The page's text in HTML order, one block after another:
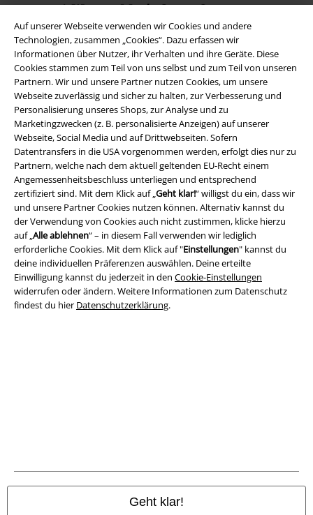
Auf unserer Webseite verwenden wir Cookies und andere
Technologien, zusammen „Cookies“. Dazu erfassen wir
Informationen über Nutzer, ihr Verhalten und ihre Geräte. Diese
Cookies stammen zum Teil von uns selbst und zum Teil von unseren
Partnern. Wir und unsere Partner nutzen Cookies, um unsere
Webseite zuverlässig und sicher zu halten, zur Verbesserung und
Personalisierung unseres Shops, zur Analyse und zu
Marketingzwecken (z. B. personalisierte Anzeigen) auf unserer
Webseite, Social Media und auf Drittwebseiten. Sofern
Datentransfers in die USA vorgenommen werden, erfolgt dies nur zu
Partnern, welche nach dem aktuell geltenden EU-Recht einem
Angemessenheitsbeschluss unterliegen und entsprechend
zertifiziert sind. Mit dem Klick auf „Geht klar!“ willigst du ein, dass wir
und unsere Partner Cookies nutzen können. Alternativ kannst du
der Verwendung von Cookies auch nicht zustimmen, klicke hierzu
auf „Alle ablehnen“ – in diesem Fall verwenden wir lediglich
erforderliche Cookies. Mit dem Klick auf "Einstellungen" kannst du
deine individuellen Präferenzen auswählen. Deine erteilte
Einwilligung kannst du jederzeit in den Cookie-Einstellungen
widerrufen oder ändern. Weitere Informationen zum Datenschutz
findest du hier Datenschutzerklärung.
Geht klar!
A Warner Music Group Company
Rechtliches
AGB
Impressum
Datenschutz
Alle Preise inkl. gesetzlicher Mehrwertsteuer, zzgl.Versandkosten
© 1986-2026 E.M.P. Merchandising HGmbH